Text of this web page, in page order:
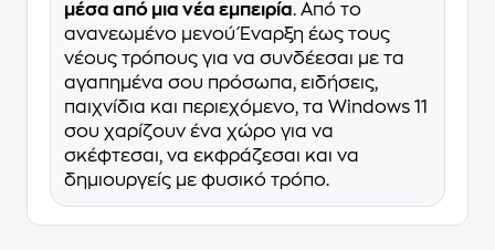
μέσα από μια νέα εμπειρία. Από το
ανανεωμένο μενού Έναρξη έως τους
νέους τρόπους για να συνδέεσαι με τα
αγαπημένα σου πρόσωπα, ειδήσεις,
παιχνίδια και περιεχόμενο, τα Windows 11
σου χαρίζουν ένα χώρο για να
σκέφτεσαι, να εκφράζεσαι και να
δημιουργείς με φυσικό τρόπο.